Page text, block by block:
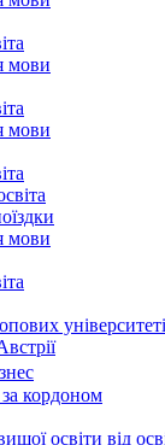
мови
мови
мови
кордоном
освіти від